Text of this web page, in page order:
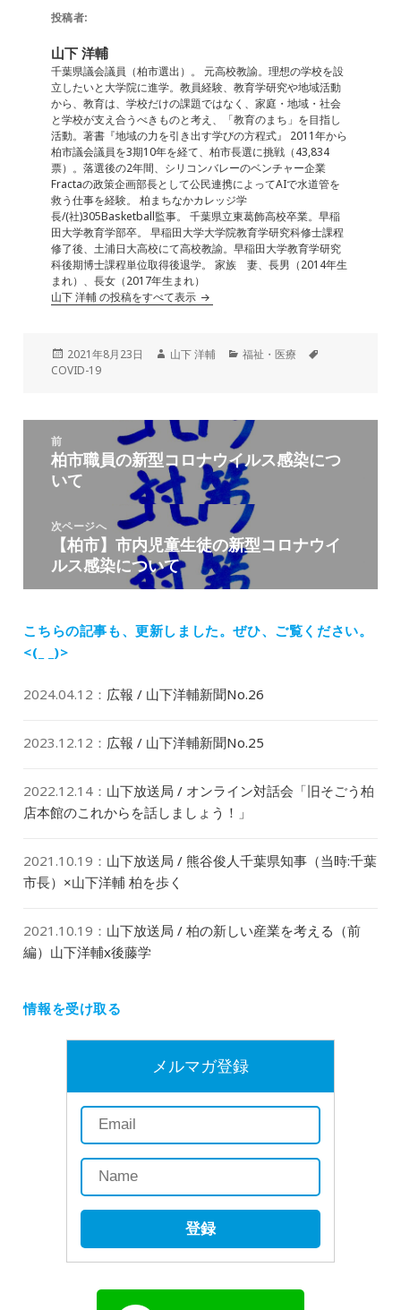
e
b
o
o
k
n
投稿者:
山下 洋輔
千葉県議会議員（柏市選出）。 元高校教諭。理想の学校を設
立したいと大学院に進学。教員経験、教育学研究や地域活動
から、教育は、学校だけの課題ではなく、家庭・地域・社会
と学校が支え合うべきものと考え、「教育のまち」を目指し
活動。著書『地域の力を引き出す学びの方程式』 2011年から
柏市議会議員を3期10年を経て、柏市長選に挑戦（43,834
票）。落選後の2年間、シリコンバレーのベンチャー企業
Fractaの政策企画部長として公民連携によってAIで水道管を
救う仕事を経験。 柏まちなかカレッジ学
長/(社)305Basketball監事。 千葉県立東葛飾高校卒業。早稲
田大学教育学部卒。 早稲田大学大学院教育学研究科修士課程
修了後、土浦日大高校にて高校教諭。早稲田大学教育学研究
科後期博士課程単位取得後退学。 家族 妻、長男（2014年生
まれ）、長女（2017年生まれ）
山下 洋輔 の投稿をすべて表示
投
稿
2021年8月23日
作
山下 洋輔
カ
ー
福祉・医療
COVID-19
前
前
の
稿:
柏市職員の新型コロナウイルス感染につ
いて
次ページへ
の
投
【柏市】市内児童生徒の新型コロナウイ
ルス感染について
こちらの記事も、更新しました。ぜひ、ご覧ください。
<(_ _)>
2024.04.12 ： 広報 / 山下洋輔新聞No.26
2023.12.12 ： 広報 / 山下洋輔新聞No.25
2022.12.14 ： 山下放送局 / オンライン対話会「旧そごう柏
店本館のこれからを話しましょう！」
2021.10.19 ： 山下放送局 / 熊谷俊人千葉県知事（当時:千葉
市長）×山下洋輔 柏を歩く
2021.10.19 ： 山下放送局 / 柏の新しい産業を考える（前
編）山下洋輔x後藤学
情報を受け取る
メルマガ登録
登録